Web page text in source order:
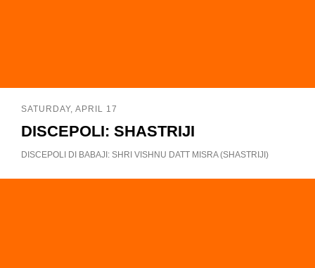
SATURDAY, APRIL 17
DISCEPOLI: SHASTRIJI
DISCEPOLI DI BABAJI: SHRI VISHNU DATT MISRA (SHASTRIJI)